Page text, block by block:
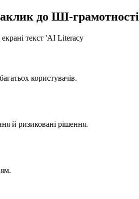
до ШІ-грамотності
користувачів.
й ризиковані рішення.